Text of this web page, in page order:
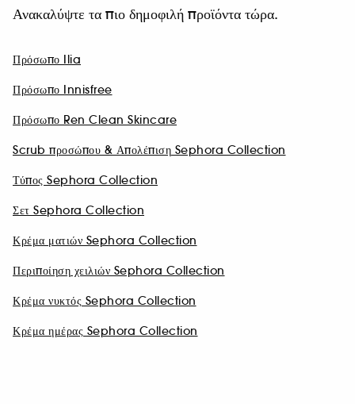
Ανακαλύψτε τα πιο δημοφιλή προϊόντα τώρα.
Πρόσωπο Ilia
Πρόσωπο Innisfree
Πρόσωπο Ren Clean Skincare
Scrub προσώπου & Απολέπιση Sephora Collection
Τύπος Sephora Collection
Σετ Sephora Collection
Κρέμα ματιών Sephora Collection
Περιποίηση χειλιών Sephora Collection
Κρέμα νυκτός Sephora Collection
Κρέμα ημέρας Sephora Collection